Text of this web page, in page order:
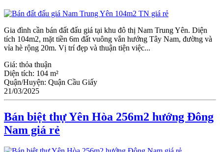
Gia đình cần bán đất đấu giá tại khu đô thị Nam Trung Yên. Diện
tích 104m2, mặt tiền 6m đất vuông vắn hướng Tây Nam, đường và
vỉa hè rộng 20m. Vị trí đẹp và thuận tiện việc...
Giá: thỏa thuận
Diện tích: 104 m²
Quận/Huyện: Quận Cầu Giấy
21/03/2025
Bán biệt thự Yên Hòa 256m2 hướng Đông
Nam giá rẻ